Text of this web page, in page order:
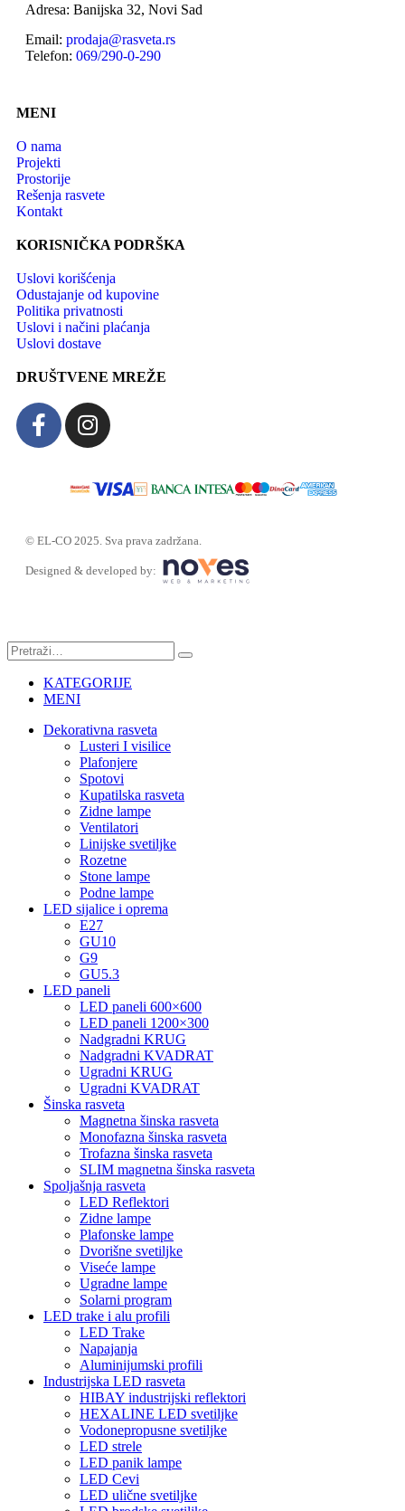
Adresa: Banijska 32, Novi Sad
Email: prodaja@rasveta.rs
Telefon: 069/290-0-290
MENI
O nama
Projekti
Prostorije
Rešenja rasvete
Kontakt
KORISNIČKA PODRŠKA
Uslovi korišćenja
Odustajanje od kupovine
Politika privatnosti
Uslovi i načini plaćanja
Uslovi dostave
DRUŠTVENE MREŽE
© EL-CO 2025. Sva prava zadržana.
Designed & developed by:
KATEGORIJE
MENI
Dekorativna rasveta
Lusteri I visilice
Plafonjere
Spotovi
Kupatilska rasveta
Zidne lampe
Ventilatori
Linijske svetiljke
Rozetne
Stone lampe
Podne lampe
LED sijalice i oprema
E27
GU10
G9
GU5.3
LED paneli
LED paneli 600×600
LED paneli 1200×300
Nadgradni KRUG
Nadgradni KVADRAT
Ugradni KRUG
Ugradni KVADRAT
Šinska rasveta
Magnetna šinska rasveta
Monofazna šinska rasveta
Trofazna šinska rasveta
SLIM magnetna šinska rasveta
Spoljašnja rasveta
LED Reflektori
Zidne lampe
Plafonske lampe
Dvorišne svetiljke
Viseće lampe
Ugradne lampe
Solarni program
LED trake i alu profili
LED Trake
Napajanja
Aluminijumski profili
Industrijska LED rasveta
HIBAY industrijski reflektori
HEXALINE LED svetiljke
Vodonepropusne svetiljke
LED strele
LED panik lampe
LED Cevi
LED ulične svetiljke